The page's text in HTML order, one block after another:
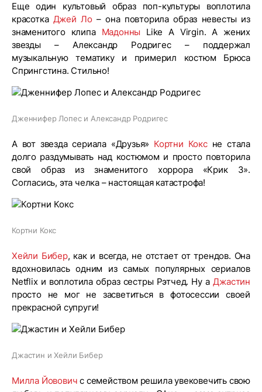
Еще один культовый образ поп-культуры воплотила
красотка Джей Ло– она повторила образ невесты из
знаменитого клипа Мадонны Like A Virgin. А жених
звезды – Александр Родригес – поддержал
музыкальную тематику и примерил костюм Брюса
Спрингстина. Стильно!
Дженнифер Лопес и Александр Родригес
А вот звезда сериала «Друзья» Кортни Коксне стала
долго раздумывать над костюмом и просто повторила
свой образ из знаменитого хоррора «Крик 3».
Согласись, эта челка – настоящая катастрофа!
Кортни Кокс
Хейли Бибер, как и всегда, не отстает от трендов. Она
вдохновилась одним из самых популярных сериалов
Netflix и воплотила образ сестры Рэтчед. Ну аДжастин
просто не мог не засветиться в фотосессии своей
прекрасной супруги!
Джастин и Хейли Бибер
Милла Йовович с семейством решила увековечить свою